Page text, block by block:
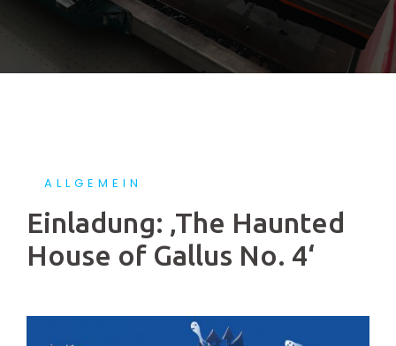
ALLGEMEIN
Einladung: ‚The Haunted
House of Gallus No. 4‘